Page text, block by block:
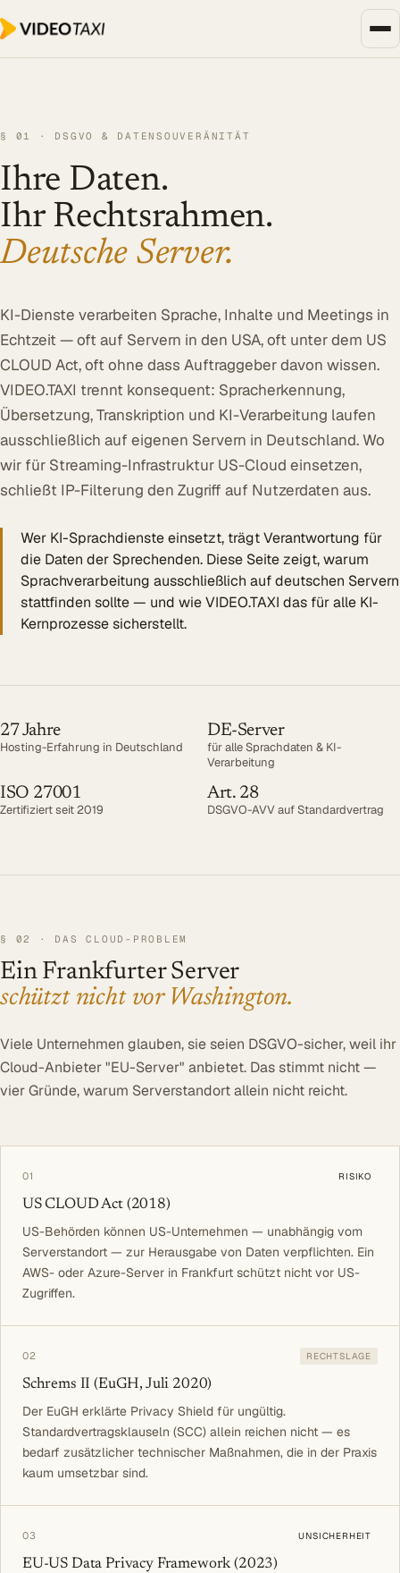
SPEECH Events
Live-Untertitelung
Livestreaming
Translator
Alle Lösungen
Öffentlicher Sektor
LÖSUNGEN
Voice AI Agents
Live-Untertitelung
Transkription
Referenzen
Mehr
SERVICE
Barrierefreiheit
Kontakt
Beratung
§ 01 · DSGVO & DATENSOUVERÄNITÄT
Ihre Daten.
Ihr Rechts­rahmen.
Deutsche Server.
KI-Dienste verarbeiten Sprache, Inhalte und Meetings in
Echtzeit — oft auf Servern in den USA, oft unter dem US
CLOUD Act, oft ohne dass Auftraggeber davon wissen.
VIDEO.TAXI trennt konsequent: Spracherkennung,
Übersetzung, Transkription und KI-Verarbeitung laufen
ausschließlich auf eigenen Servern in Deutschland. Wo
wir für Streaming-Infrastruktur US-Cloud einsetzen,
schließt IP-Filterung den Zugriff auf Nutzerdaten aus.
Wer KI-Sprachdienste einsetzt, trägt Verantwortung für
die Daten der Sprechenden. Diese Seite zeigt, warum
Sprachverarbeitung ausschließlich auf deutschen Servern
stattfinden sollte — und wie VIDEO.TAXI das für alle KI-
Kernprozesse sicherstellt.
27 Jahre
Hosting-Erfahrung in Deutschland
DE-Server
für alle Sprachdaten & KI-
Verarbeitung
ISO 27001
Zertifiziert seit 2019
Art. 28
DSGVO-AVV auf Standardvertrag
§ 02 · DAS CLOUD-PROBLEM
Ein Frankfurter Server
schützt nicht vor Washington.
Viele Unternehmen glauben, sie seien DSGVO-sicher, weil ihr
Cloud-Anbieter "EU-Server" anbietet. Das stimmt nicht —
vier Gründe, warum Serverstandort allein nicht reicht.
01 RISIKO
US CLOUD Act (2018)
US-Behörden können US-Unternehmen — unabhängig vom
Serverstandort — zur Herausgabe von Daten verpflichten. Ein
AWS- oder Azure-Server in Frankfurt schützt nicht vor US-
Zugriffen.
02 RECHTSLAGE
Schrems II (EuGH, Juli 2020)
Der EuGH erklärte Privacy Shield für ungültig.
Standardvertragsklauseln (SCC) allein reichen nicht — es
bedarf zusätzlicher technischer Maßnahmen, die in der Praxis
kaum umsetzbar sind.
03 UNSICHERHEIT
EU-US Data Privacy Framework (2023)